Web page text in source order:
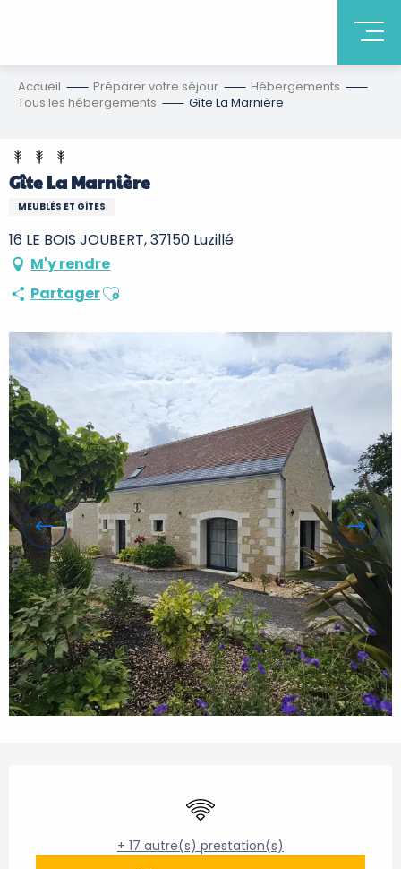
Accueil Préparer votre séjour
Hébergements
Tous les hébergements
Gîte La Marnière
Gîte La Marnière
MEUBLÉS ET GÎTES
16 LE BOIS JOUBERT, 37150 Luzillé
M'y rendre
PartagerAjouter aux favoris
WiFi
+ 17 autre(s) prestation(s)